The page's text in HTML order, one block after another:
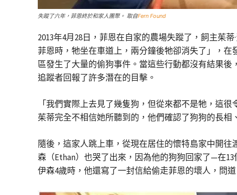
失蹤了六年，菲恩終於和家人團聚。 取自Fern Found
2013年4月28日，菲恩在自家的農場失蹤了，飼主茱
菲恩時，牠坐在車道上，兩分鐘後牠卻消失了」，
區發生了大量的偷狗事件。當這些行動都沒有結果後
追蹤者回報了許多潛在的目擊。
「我們實際上去見了幾隻狗，但從來都不是牠，這
茱蒂完全不相信她所聽到的，他們確認了狗狗的長
隨後，這家人跳上車，從現在居住的懷特島家中開
森（Ethan）也哭了出來，因為他的狗狗回家了—在
伊森4歲時，他還寫了一封信給偷走菲恩的壞人，問